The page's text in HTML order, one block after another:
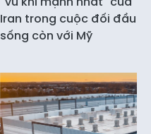
Iran trong cuộc đối đầu
sống còn với Mỹ